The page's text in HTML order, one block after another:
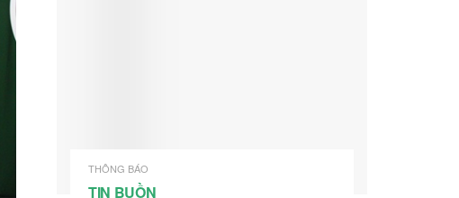
THÔNG BÁO
TIN BUỒN